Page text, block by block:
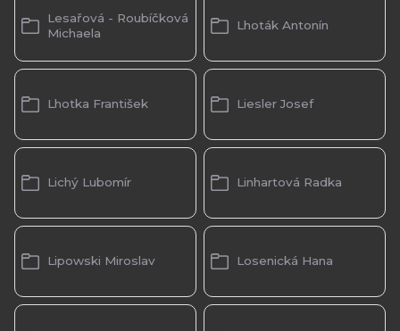
Lesařová - Roubíčková
Michaela
Lhoták Antonín
Lhotka František Liesler Josef
Lichý Lubomír Linhartová Radka
Lipowski Miroslav Losenická Hana